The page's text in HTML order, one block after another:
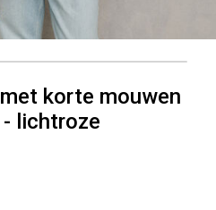
korte mouwen
lichtroze